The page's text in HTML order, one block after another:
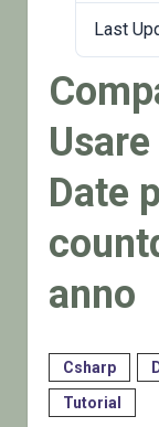
Last
Date
anno
Csharp
Tutorial